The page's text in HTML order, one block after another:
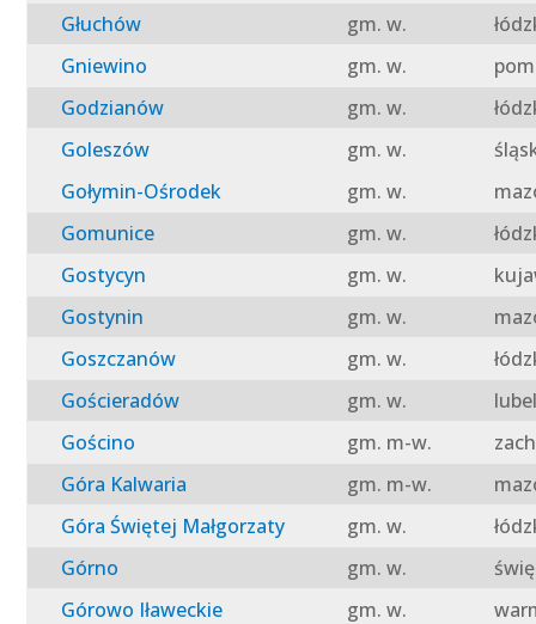
Głuchów
gm. w.
Gniewino
gm. w.
Godzianów
gm. w.
Goleszów
gm. w.
Gołymin-Ośrodek
gm. w.
Gomunice
gm. w.
Gostycyn
gm. w.
Gostynin
gm. w.
Goszczanów
gm. w.
Gościeradów
gm. w.
Gościno
gm. m-w.
Góra Kalwaria
gm. m-w.
Góra Świętej Małgorzaty
gm. w.
Górno
gm. w.
Górowo Iławeckie
gm. w.